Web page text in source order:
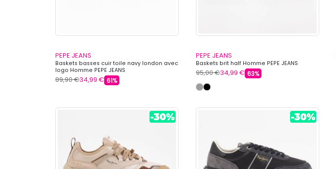
PEPE JEANS
Baskets basses cuir toile navy london avec
logo Homme PEPE JEANS
89,90 €34,99 € 61%
PEPE JEANS
Baskets brit half Homme PEPE JEANS
95,00 €34,99 € 63%